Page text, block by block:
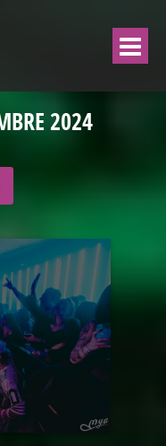
2024